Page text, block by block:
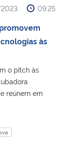
09:25
às
o pitch às
reúnem em